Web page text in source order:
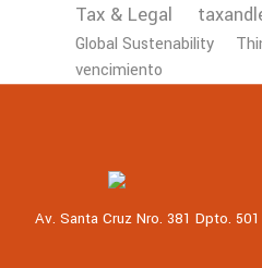
Tax & Legal
Global Sustenability
vencimiento
Av. Santa Cruz Nro. 381 Dpto.